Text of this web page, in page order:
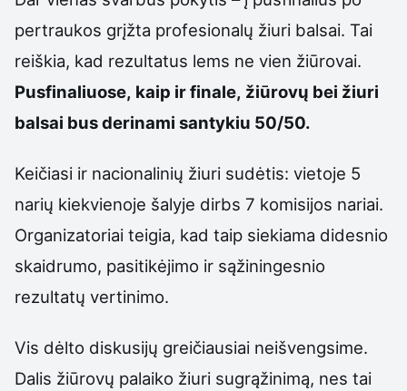
pertraukos grįžta profesionalų žiuri balsai. Tai
reiškia, kad rezultatus lems ne vien žiūrovai.
Pusfinaliuose, kaip ir finale, žiūrovų bei žiuri
balsai bus derinami santykiu 50/50.
Keičiasi ir nacionalinių žiuri sudėtis: vietoje 5
narių kiekvienoje šalyje dirbs 7 komisijos nariai.
Organizatoriai teigia, kad taip siekiama didesnio
skaidrumo, pasitikėjimo ir sąžiningesnio
rezultatų vertinimo.
Vis dėlto diskusijų greičiausiai neišvengsime.
Dalis žiūrovų palaiko žiuri sugrąžinimą, nes tai